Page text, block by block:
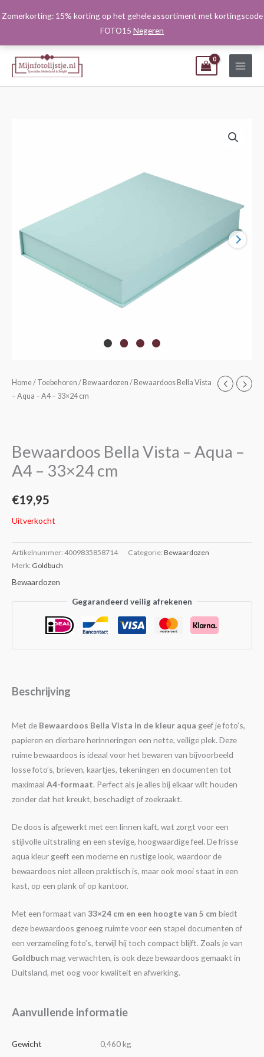
Zomerkorting: 15% korting op het gehele assortiment met kortingscode
FOTO15 Negeren
naar
Home/ Toebehoren / Bewaardozen / Bewaardoos Bella Vista
– Aqua – A4 – 33×24 cm
Bewaardoos Bella Vista – Aqua –
A4 – 33×24 cm
€19,95
Uitverkocht
Artikelnummer: 4009835858714 Categorie: Bewaardozen
Merk: Goldbuch
Bewaardozen
Gegarandeerd veilig afrekenen
Beschrijving
Met de Bewaardoos Bella Vista in de kleur aqua geef je foto’s,
papieren en dierbare herinneringen een nette, veilige plek. Deze
ruime bewaardoos is ideaal voor het bewaren van bijvoorbeeld
losse foto’s, brieven, kaartjes, tekeningen en documenten tot
maximaal A4-formaat. Perfect als je alles bij elkaar wilt houden
zonder dat het kreukt, beschadigt of zoekraakt.
De doos is afgewerkt met een linnen kaft, wat zorgt voor een
stijlvolle uitstraling en een stevige, hoogwaardige feel. De frisse
aqua kleur geeft een moderne en rustige look, waardoor de
bewaardoos niet alleen praktisch is, maar ook mooi staat in een
kast, op een plank of op kantoor.
Met een formaat van 33×24 cm en een hoogte van 5 cm biedt
deze bewaardoos genoeg ruimte voor een stapel documenten of
een verzameling foto’s, terwijl hij toch compact blijft. Zoals je van
Goldbuch mag verwachten, is ook deze bewaardoos gemaakt in
Duitsland, met oog voor kwaliteit en afwerking.
Aanvullende informatie
Gewicht 0,460 kg